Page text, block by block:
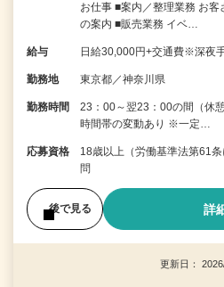
お仕事 ■案内／整理業務 お
の案内 ■販売業務 イベ…
給与 日給30,000円+交通費※深夜
勤務地 東京都／神奈川県
勤務時間
23：00～翌23：00の間（休
時間帯の変動あり ※一定…
応募資格
18歳以上（労働基準法第61
問
後で見る 詳
更新日：